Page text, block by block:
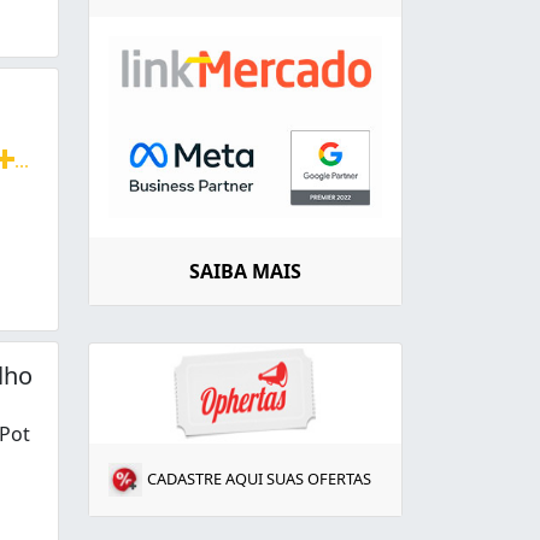
de Esgotos e afins. Orçamento sem compromisso e
Águas Pluviais, Piscinas Lixeiras, Conduítes, Vasos
SAIBA MAIS
CADASTRE AQUI SUAS OFERTAS